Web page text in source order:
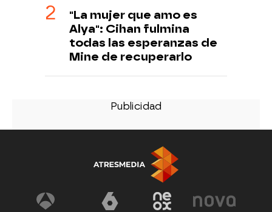
"La mujer que amo es
Alya": Cihan fulmina
todas las esperanzas de
Mine de recuperarlo